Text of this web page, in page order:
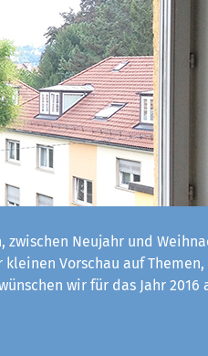
zwischen Neujahr und
Vorschau auf
wir für das Jahr 2016